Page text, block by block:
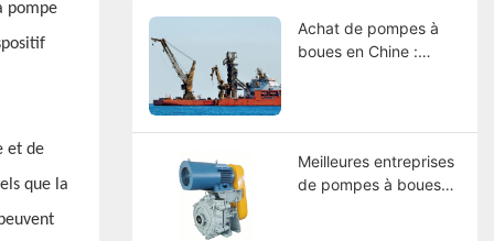
pompe
et de
que la
Achat de pompes à
boues en Chine :
Meilleures entreprises
de pompes à boues